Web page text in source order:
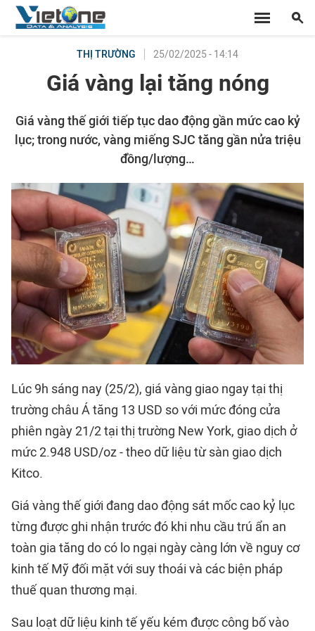
THỊ TRƯỜNG 25/02/2025 - 14:14
Giá vàng lại tăng nóng
Giá vàng thế giới tiếp tục dao động gần mức cao kỷ
lục; trong nước, vàng miếng SJC tăng gần nửa triệu
đồng/lượng…
Lúc 9h sáng nay (25/2), giá vàng giao ngay tại thị
trường châu Á tăng 13 USD so với mức đóng cửa
phiên ngày 21/2 tại thị trường New York, giao dịch ở
mức 2.948 USD/oz - theo dữ liệu từ sàn giao dịch
Kitco.
Giá vàng thế giới đang dao động sát mốc cao kỷ lục
từng được ghi nhận trước đó khi nhu cầu trú ẩn an
toàn gia tăng do có lo ngại ngày càng lớn về nguy cơ
kinh tế Mỹ đối mặt với suy thoái và các biện pháp
thuế quan thương mại.
Sau loạt dữ liệu kinh tế yếu kém được công bố vào